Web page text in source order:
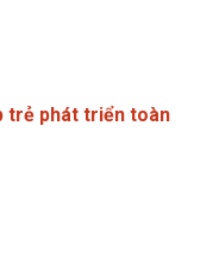
trẻ phát triển toàn